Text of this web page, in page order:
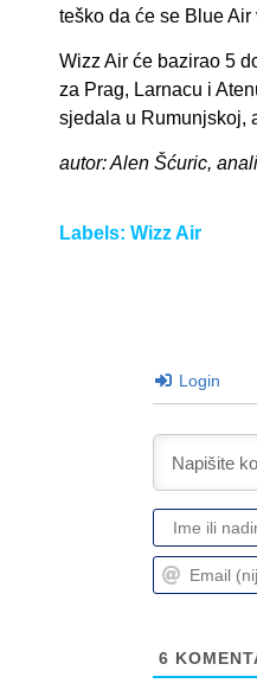
teško da će se Blue
Wizz Air će bazirao 5
za Prag, Larnacu i
sjedala u Rumunjskoj,
autor: Alen Šćuric,
Labels: Wizz Air
Login
6